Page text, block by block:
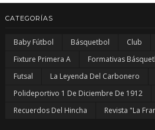
CATEGORÍAS
Baby Fútbol Básquetbol Club
Fixture Primera A
Formativas
Futsal
La Leyenda Del Carbonero
Polideportivo 1 De Diciembre De 1912
Recuerdos Del Hincha
Revista "La